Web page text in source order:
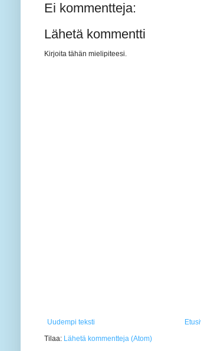
Ei kommentteja:
Lähetä kommentti
Kirjoita tähän mielipiteesi.
Uudempi teksti
Tilaa: Lähetä kommentteja (Atom)